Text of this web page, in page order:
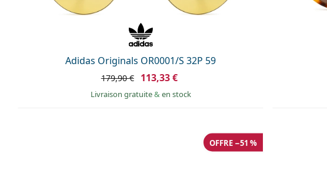
Adidas Originals OR0001/S 32P 59
179,90 € 113,33 €
Livraison gratuite& en stock
OFFRE −51 %